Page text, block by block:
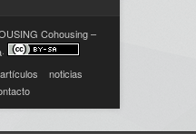
Cohousing –
·
artículos
noticias